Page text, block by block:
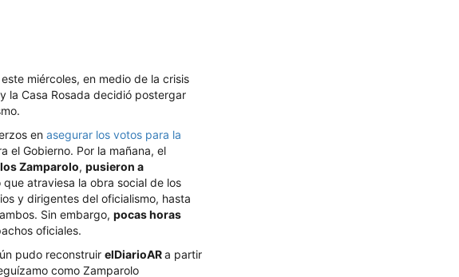
miércoles, en medio de la crisis
la Casa Rosada decidió postergar
en asegurar los votos para la
el Gobierno. Por la mañana, el
Zamparolo, pusieron a
atraviesa la obra social de los
y dirigentes del oficialismo, hasta
Sin embargo, pocas horas
oficiales.
pudo reconstruir elDiarioARa partir
como Zamparolo